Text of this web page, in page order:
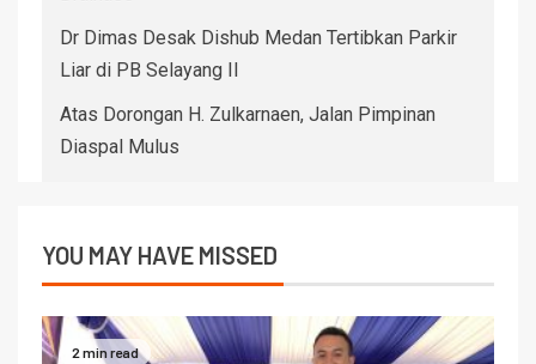
Dr Dimas Desak Dishub Medan Tertibkan Parkir
Liar di PB Selayang II
Atas Dorongan H. Zulkarnaen, Jalan Pimpinan
Diaspal Mulus
YOU MAY HAVE MISSED
2 min read